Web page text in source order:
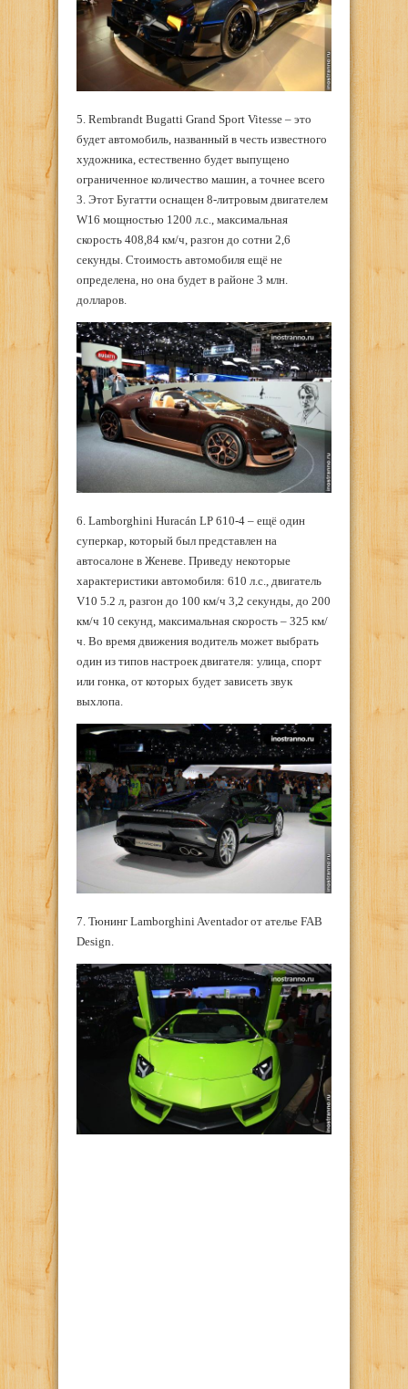
5. Rembrandt Bugatti Grand Sport Vitesse – это
будет автомобиль, названный в честь известного
художника, естественно будет выпущено
ограниченное количество машин, а точнее всего
3. Этот Бугатти оснащен 8-литровым двигателем
W16 мощностью 1200 л.с., максимальная
скорость 408,84 км/ч, разгон до сотни 2,6
секунды. Стоимость автомобиля ещё не
определена, но она будет в районе 3 млн.
долларов.
6. Lamborghini Huracán LP 610-4 – ещё один
суперкар, который был представлен на
автосалоне в Женеве. Приведу некоторые
характеристики автомобиля: 610 л.с., двигатель
V10 5.2 л, разгон до 100 км/ч 3,2 секунды, до 200
км/ч 10 секунд, максимальная скорость – 325 км/
ч. Во время движения водитель может выбрать
один из типов настроек двигателя: улица, спорт
или гонка, от которых будет зависеть звук
выхлопа.
7. Тюнинг Lamborghini Aventador от ателье FAB
Design.